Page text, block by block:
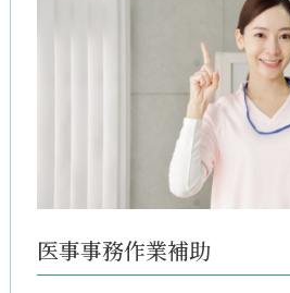
医事事務作業補助